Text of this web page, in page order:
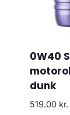
0W40
dunk
519.00 kr.